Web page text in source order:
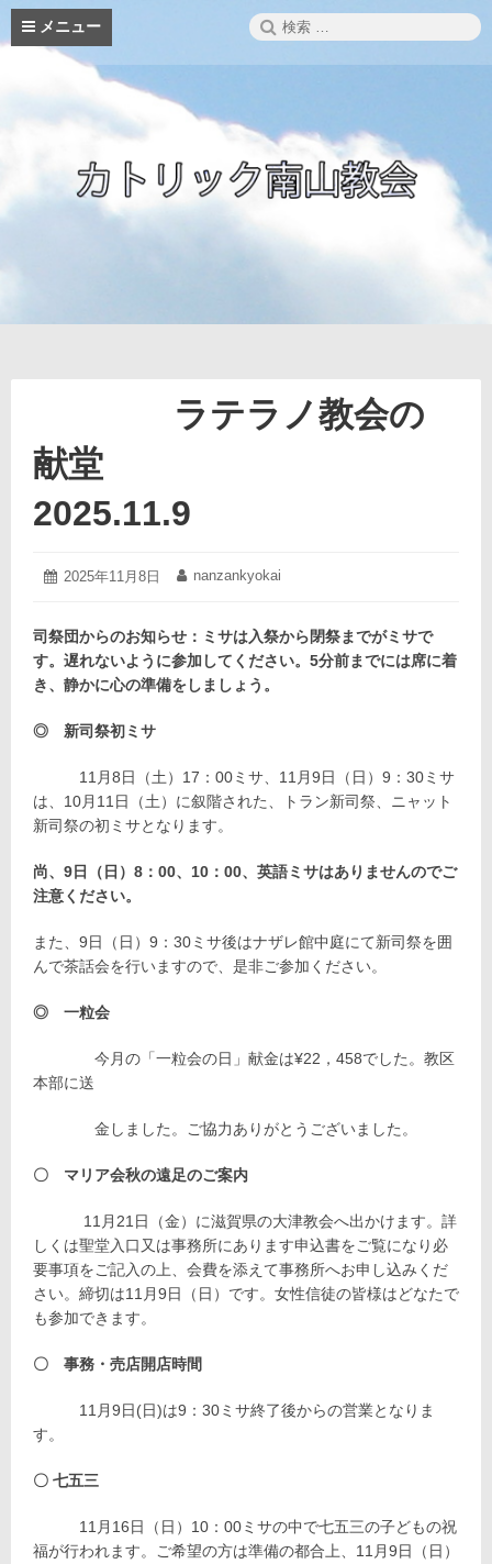
コ
プ
メニュー
検
索:
ラテラノ教会の
献堂
2025.11.9
投
2025年11月8日
2025
月
8
日
投
nanzankyokai
司祭団からのお知らせ：ミサは入祭から閉祭までがミサで
す。遅れないように参加してください。5分前までには席に着
き、静かに心の準備をしましょう。
◎ 新司祭初ミサ
11月8日（土）17：00ミサ、11月9日（日）9：30ミサ
は、10月11日（土）に叙階された、トラン新司祭、ニャット
新司祭の初ミサとなります。
尚、9日（日）8：00、10：00、英語ミサはありませんのでご
注意ください。
また、9日（日）9：30ミサ後はナザレ館中庭にて新司祭を囲
んで茶話会を行いますので、是非ご参加ください。
◎ 一粒会
今月の「一粒会の日」献金は¥22，458でした。教区
本部に送
金しました。ご協力ありがとうございました。
〇 マリア会秋の遠足のご案内
11月21日（金）に滋賀県の大津教会へ出かけます。詳
しくは聖堂入口又は事務所にあります申込書をご覧になり必
要事項をご記入の上、会費を添えて事務所へお申し込みくだ
さい。締切は11月9日（日）です。女性信徒の皆様はどなたで
も参加できます。
〇 事務・売店開店時間
11月9日(日)は9：30ミサ終了後からの営業となりま
す。
〇 七五三
11月16日（日）10：00ミサの中で七五三の子どもの祝
福が行われます。ご希望の方は準備の都合上、11月9日（日）